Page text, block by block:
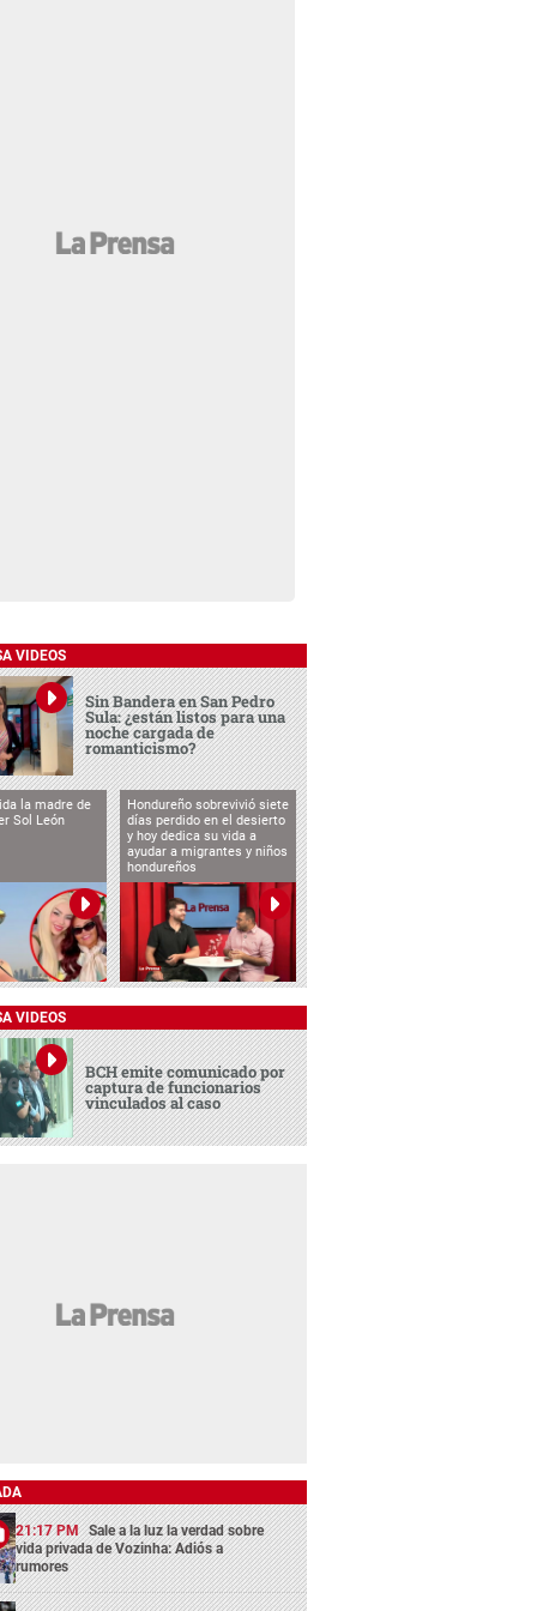
VIDEOS
Sin Bandera en San Pedro
Sula: ¿están listos para una
noche cargada de
romanticismo?
la madre de
Sol León
Hondureño sobrevivió siete
días perdido en el desierto
y hoy dedica su vida a
ayudar a migrantes y niños
hondureños
VIDEOS
BCH emite comunicado por
captura de funcionarios
vinculados al caso
21:17 PM Sale a la luz la verdad sobre
vida privada de Vozinha: Adiós a
rumores